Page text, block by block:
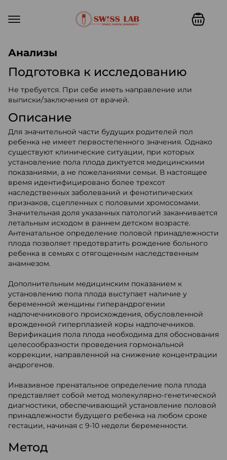
Анализы
Подготовка к исследованию
Не требуется. При себе иметь направление или
выписки/заключения от врачей.
Описание
Для значительной части будущих родителей пол
ребенка не имеет первостепенного значения. Однако
существуют клинические ситуации, при которых
установление пола плода диктуется медицинскими
показаниями, а не пожеланиями семьи. В настоящее
время идентифицировано более трехсот
наследственных заболеваний и фенотипических
признаков, сцепленных с половыми хромосомами.
Значительная доля указанных патологий заканчивается
летальным исходом в раннем детском возрасте.
Антенатальное определение половой принадлежности
плода позволяет предотвратить рождение больного
ребенка в семьях с отягощенным наследственным
анамнезом.
Дополнительным медицинским показанием к
установлению пола плода выступает наличие у
беременной женщины гиперандрогении
надпочечникового происхождения, обусловленной
врожденной гиперплазией коры надпочечников.
Верификация пола плода необходима для обоснования
целесообразности проведения гормональной
коррекции, направленной на снижение концентрации
андрогенов.
Инвазивное пренатальное определение пола плода
представляет собой метод молекулярно-генетической
диагностики, обеспечивающий установление половой
принадлежности будущего ребенка на любом сроке
гестации, начиная с 9-10 недели беременности.
Метод